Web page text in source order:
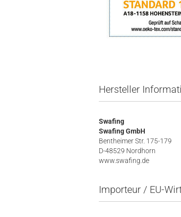
Hersteller
Swafing
Swafing GmbH
Bentheimer Str. 175-179
D-48529 Nordhorn
www.swafing.de
Importeur / EU-